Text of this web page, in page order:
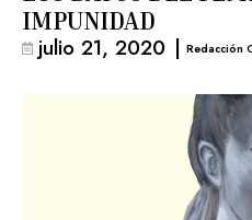
IMPUNIDAD
julio 21, 2020 | Redacción